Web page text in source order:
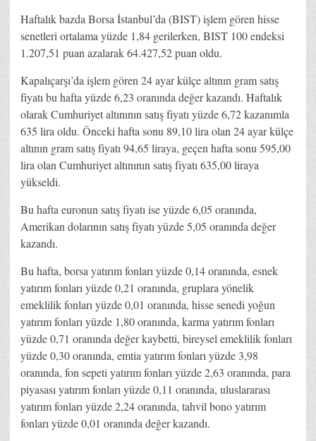
Haftalık bazda Borsa İstanbul’da (BIST) işlem gören hisse
senetleri ortalama yüzde 1,84 gerilerken, BIST 100 endeksi
1.207,51 puan azalarak 64.427,52 puan oldu.
Kapalıçarşı’da işlem gören 24 ayar külçe altının gram satış
fiyatı bu hafta yüzde 6,23 oranında değer kazandı. Haftalık
olarak Cumhuriyet altınının satış fiyatı yüzde 6,72 kazanımla
635 lira oldu. Önceki hafta sonu 89,10 lira olan 24 ayar külçe
altının gram satış fiyatı 94,65 liraya, geçen hafta sonu 595,00
lira olan Cumhuriyet altınının satış fiyatı 635,00 liraya
yükseldi.
Bu hafta euronun satış fiyatı ise yüzde 6,05 oranında,
Amerikan dolarının satış fiyatı yüzde 5,05 oranında değer
kazandı.
Bu hafta, borsa yatırım fonları yüzde 0,14 oranında, esnek
yatırım fonları yüzde 0,21 oranında, gruplara yönelik
emeklilik fonları yüzde 0,01 oranında, hisse senedi yoğun
yatırım fonları yüzde 1,80 oranında, karma yatırım fonları
yüzde 0,71 oranında değer kaybetti, bireysel emeklilik fonları
yüzde 0,30 oranında, emtia yatırım fonları yüzde 3,98
oranında, fon sepeti yatırım fonları yüzde 2,63 oranında, para
piyasası yatırım fonları yüzde 0,11 oranında, uluslararası
yatırım fonları yüzde 2,24 oranında, tahvil bono yatırım
fonları yüzde 0,01 oranında değer kazandı.